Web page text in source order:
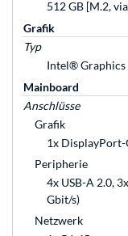
512 GB [M.2,
Grafik
Typ
Intel® Graphics
Mainboard
Anschlüsse
Grafik
1x
Peripherie
4x USB-A 2.0,
Gbit/s)
Netzwerk